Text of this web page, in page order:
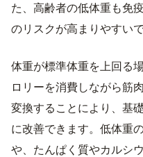
た、高齢者の低体重も免
のリスクが高まりやすいで
体重が標準体重を上回る
ロリーを消費しながら筋
変換することにより、基
に改善できます。低体重
や、たんぱく質やカルシ